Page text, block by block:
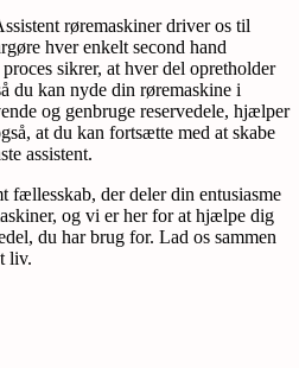
røremaskiner driver os til
hver enkelt second hand
sikrer, at hver del opretholder
du kan nyde din røremaskine i
og genbruge reservedele, hjælper
at du kan fortsætte med at skabe
assistent.
fællesskab, der deler din entusiasme
og vi er her for at hjælpe dig
du har brug for. Lad os sammen
liv.